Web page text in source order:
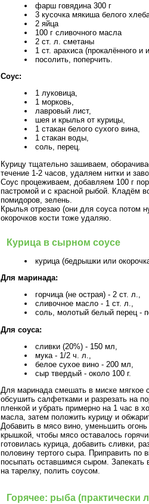
фарш говядина 300 г
3 кусочка мякиша белого
2 яйца
100 г сливочного масла
2 ст. л. сметаны
1 ст. арахиса (прокалённого и
посолить, поперчить.
Соус:
1 луковица,
1 морковь,
лавровый лист,
шея и крылья от курицы,
1 стакан белого сухого вина,
1 стакан воды,
соль, перец.
Курицу тщательно зашиваем,
течение 1-2 часов, удаляем нитки и
Соус процеживаем, добавляем 100 г
пастромой и с красной рыбой. Кладём
помидоров, зелень.
Крылья отрезаю (они для соуса потом
окорочков кости тоже удаляю.
Курица в сырном соусе
курица (бедрышки или
Для маринада:
горчица (не острая) - 2 ст. л.,
сливочное масло - 1 ст. л.,
соль, молотый белый перец -
Для соуса:
сливки (20%) - 150 мл,
мука - 1/2 ч. л.,
белое сухое вино - 200 мл,
сыр твердый - около 100 г.
Для маринада смешать в миске мягкое
обсушить салфетками и разрезать на
пленкой и убрать примерно на 1 час в
масла, затем положить курицу и
Добавить в мясо вино, уменьшить
крышкой, чтобы мясо оставалось
готовилась курица, добавить сливки,
половину тертого сыра. Приправить
посыпать оставшимся сыром. Запекать
на тарелку, полить соусом.
Горячее: рыба (практически